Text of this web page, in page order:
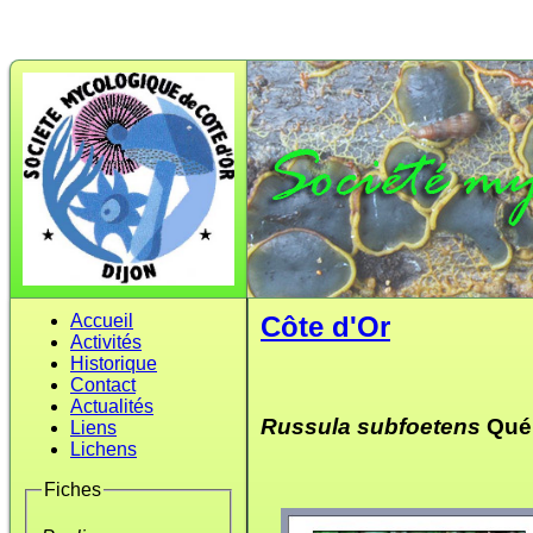
Accueil
Activités
Historique
Contact
Actualités
Liens
Lichens
Fiches
Côte d'Or
Russula subfoetens